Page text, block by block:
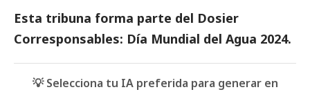
Esta tribuna forma parte del Dosier
Corresponsables: Día Mundial del Agua 2024.
💡 Selecciona tu IA preferida para generar en